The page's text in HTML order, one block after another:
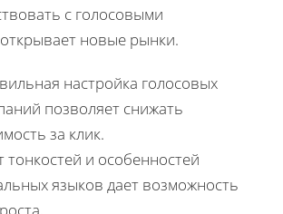
с голосовыми
новые рынки.
настройка голосовых
позволяет снижать
за клик.
тонкостей и особенностей
языков дает возможность